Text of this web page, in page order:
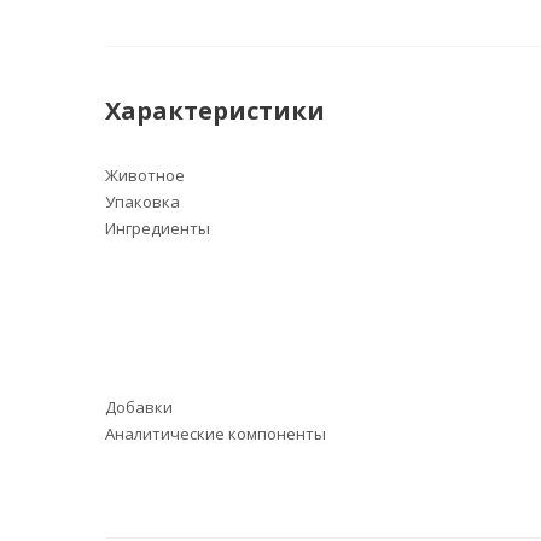
Характеристики
Животное
Упаковка
Ингредиенты
Добавки
Аналитические компоненты